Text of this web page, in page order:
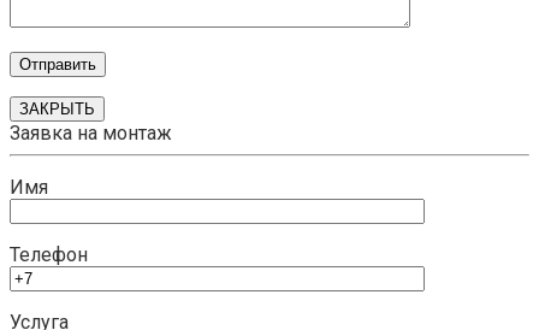
ЗАКРЫТЬ
Заявка на монтаж
Имя
Телефон
Услуга